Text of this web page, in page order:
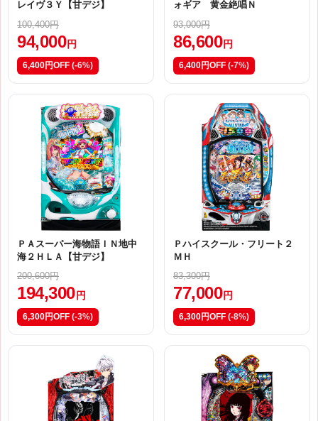
レイヴ３Ｙ【甘デジ】
100,400円
94,000 円
6,400円OFF (-6%)
ォギア 黄金絶唱Ｎ
93,000円
86,600 円
6,400円OFF (-7%)
ＰＡスーパー海物語ＩＮ地中
海２ＨＬＡ【甘デジ】
200,600円
194,300 円
6,300円OFF (-3%)
Ｐハイスクール・フリート２
ＭＨ
83,300円
77,000 円
6,300円OFF (-8%)